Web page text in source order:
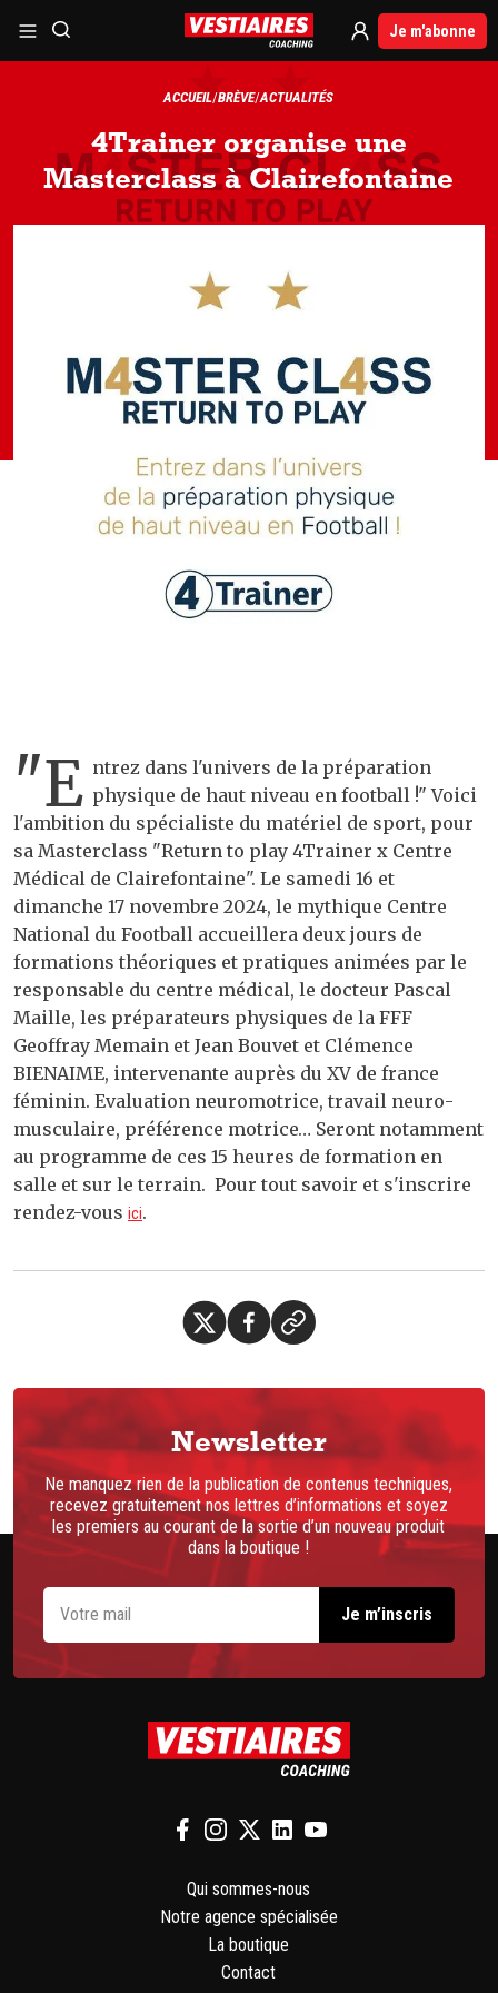
Je m'abonne
ACCUEIL BRÈVE ACTUALITÉS
4Trainer organise une
Masterclass à Clairefontaine
"E ntrez dans l'univers de la préparation
physique de haut niveau en football !" Voici
l'ambition du spécialiste du matériel de sport, pour
sa Masterclass "Return to play 4Trainer x Centre
Médical de Clairefontaine". Le samedi 16 et
dimanche 17 novembre 2024, le mythique Centre
National du Football accueillera deux jours de
formations théoriques et pratiques animées par le
responsable du centre médical, le docteur Pascal
Maille, les préparateurs physiques de la FFF
Geoffray Memain et Jean Bouvet et Clémence
BIENAIME, intervenante auprès du XV de france
féminin. Evaluation neuromotrice, travail neuro-
musculaire, préférence motrice… Seront notamment
au programme de ces 15 heures de formation en
salle et sur le terrain. Pour tout savoir et s'inscrire
rendez-vous ici.
Newsletter
Ne manquez rien de la publication de contenus techniques,
recevez gratuitement nos lettres d’informations et soyez
les premiers au courant de la sortie d’un nouveau produit
dans la boutique !
Qui sommes-nous
Notre agence spécialisée
La boutique
Contact